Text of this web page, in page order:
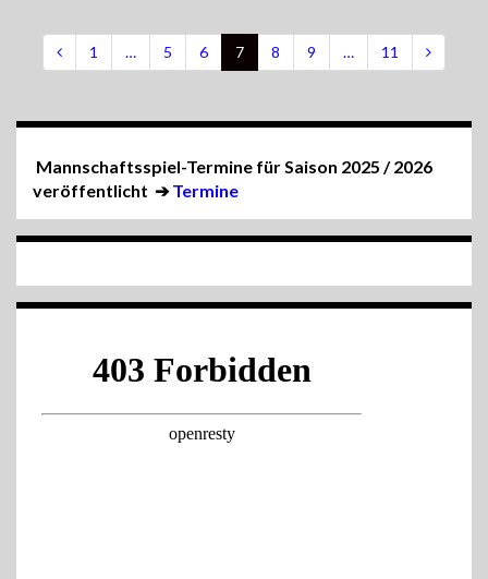
1 … 5 6 7 8 9 … 11
Mannschaftsspiel-Termine für Saison 2025 / 2026
veröffentlicht ➔Termine